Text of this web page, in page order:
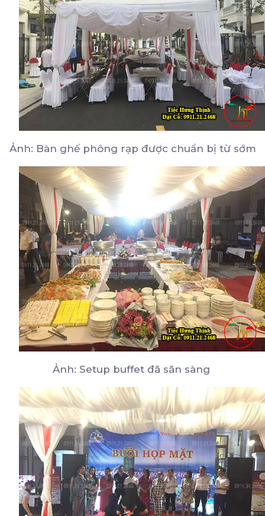
Ảnh: Bàn ghế phông rạp được chuẩn bị từ sớm
Ảnh: Setup buffet đã sãn sàng